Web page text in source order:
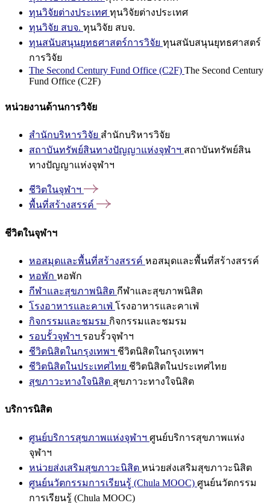
ทุนวิจัยต่างประเทศ ทุนวิจัยต่างประเทศ
ทุนวิจัย สบจ. ทุนวิจัย สบจ.
ทุนสนับสนุนยุทธศาสตร์การวิจัย ทุนสนับสนุนยุทธศาสตร์
การวิจัย
The Second Century Fund Office (C2F) The Second Century
Fund Office (C2F)
หน่วยงานด้านการวิจัย
สำนักบริหารวิจัย สำนักบริหารวิจัย
สถาบันทรัพย์สินทางปัญญาแห่งจุฬาฯ สถาบันทรัพย์สิน
ทางปัญญาแห่งจุฬาฯ
ชีวิตในจุฬาฯ
พื้นที่สร้างสรรค์
ชีวิตในจุฬาฯ
หอสมุดและพื้นที่สร้างสรรค์ หอสมุดและพื้นที่สร้างสรรค์
หอพัก หอพัก
กีฬาและสุขภาพนิสิต กีฬาและสุขภาพนิสิต
โรงอาหารและคาเฟ่ โรงอาหารและคาเฟ่
กิจกรรมและชมรม กิจกรรมและชมรม
รอบรั้วจุฬาฯ รอบรั้วจุฬาฯ
ชีวิตนิสิตในกรุงเทพฯ ชีวิตนิสิตในกรุงเทพฯ
ชีวิตนิสิตในประเทศไทย ชีวิตนิสิตในประเทศไทย
สุขภาวะทางใจนิสิต สุขภาวะทางใจนิสิต
บริการนิสิต
ศูนย์บริการสุขภาพแห่งจุฬาฯ ศูนย์บริการสุขภาพแห่ง
จุฬาฯ
หน่วยส่งเสริมสุขภาวะนิสิต หน่วยส่งเสริมสุขภาวะนิสิต
ศูนย์นวัตกรรมการเรียนรู้ (Chula MOOC) ศูนย์นวัตกรรม
การเรียนรู้ (Chula MOOC)